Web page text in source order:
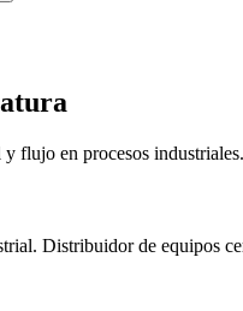
flujo en procesos industriales.
Distribuidor de equipos